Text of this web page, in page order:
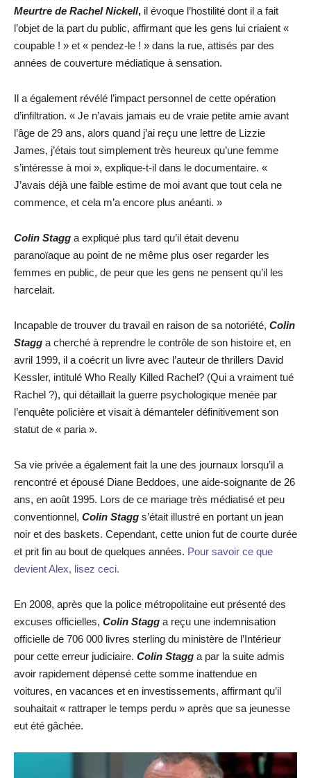
Meurtre de Rachel Nickell, il évoque l’hostilité dont il a fait
l’objet de la part du public, affirmant que les gens lui criaient «
coupable ! » et « pendez-le ! » dans la rue, attisés par des
années de couverture médiatique à sensation.
Il a également révélé l’impact personnel de cette opération
d’infiltration. « Je n’avais jamais eu de vraie petite amie avant
l’âge de 29 ans, alors quand j’ai reçu une lettre de Lizzie
James, j’étais tout simplement très heureux qu’une femme
s’intéresse à moi », explique-t-il dans le documentaire. «
J’avais déjà une faible estime de moi avant que tout cela ne
commence, et cela m’a encore plus anéanti. »
Colin Stagg a expliqué plus tard qu’il était devenu
paranoïaque au point de ne même plus oser regarder les
femmes en public, de peur que les gens ne pensent qu’il les
harcelait.
Incapable de trouver du travail en raison de sa notoriété, Colin
Stagg a cherché à reprendre le contrôle de son histoire et, en
avril 1999, il a coécrit un livre avec l’auteur de thrillers David
Kessler, intitulé Who Really Killed Rachel? (Qui a vraiment tué
Rachel ?), qui détaillait la guerre psychologique menée par
l’enquête policière et visait à démanteler définitivement son
statut de « paria ».
Sa vie privée a également fait la une des journaux lorsqu’il a
rencontré et épousé Diane Beddoes, une aide-soignante de 26
ans, en août 1995. Lors de ce mariage très médiatisé et peu
conventionnel, Colin Stagg s’était illustré en portant un jean
noir et des baskets. Cependant, cette union fut de courte durée
et prit fin au bout de quelques années. Pour savoir ce que
devient Alex, lisez ceci.
En 2008, après que la police métropolitaine eut présenté des
excuses officielles, Colin Stagg a reçu une indemnisation
officielle de 706 000 livres sterling du ministère de l’Intérieur
pour cette erreur judiciaire. Colin Stagg a par la suite admis
avoir rapidement dépensé cette somme inattendue en
voitures, en vacances et en investissements, affirmant qu’il
souhaitait « rattraper le temps perdu » après que sa jeunesse
eut été gâchée.